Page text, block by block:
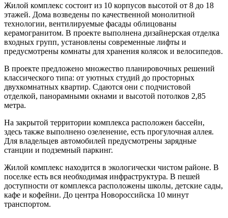
Жилой комплекс состоит из 10 корпусов высотой от 8 до 18
этажей. Дома возведены по качественной монолитной
технологии, вентилируемые фасады облицованы
керамогранитом. В проекте выполнена дизайнерская отделка
входных групп, установлены современные лифты и
предусмотрены комнаты для хранения колясок и велосипедов.
В проекте предложено множество планировочных решений
классического типа: от уютных студий до просторных
двухкомнатных квартир. Сдаются они с подчистовой
отделкой, панорамными окнами и высотой потолков 2,85
метра.
На закрытой территории комплекса расположен бассейн,
здесь также выполнено озеленение, есть прогулочная аллея.
Для владельцев автомобилей предусмотрены зарядные
станции и подземный паркинг.
Жилой комплекс находится в экологически чистом районе. В
поселке есть вся необходимая инфраструктура. В пешей
доступности от комплекса расположены школы, детские сады,
кафе и кофейни. До центра Новороссийска 10 минут
транспортом.